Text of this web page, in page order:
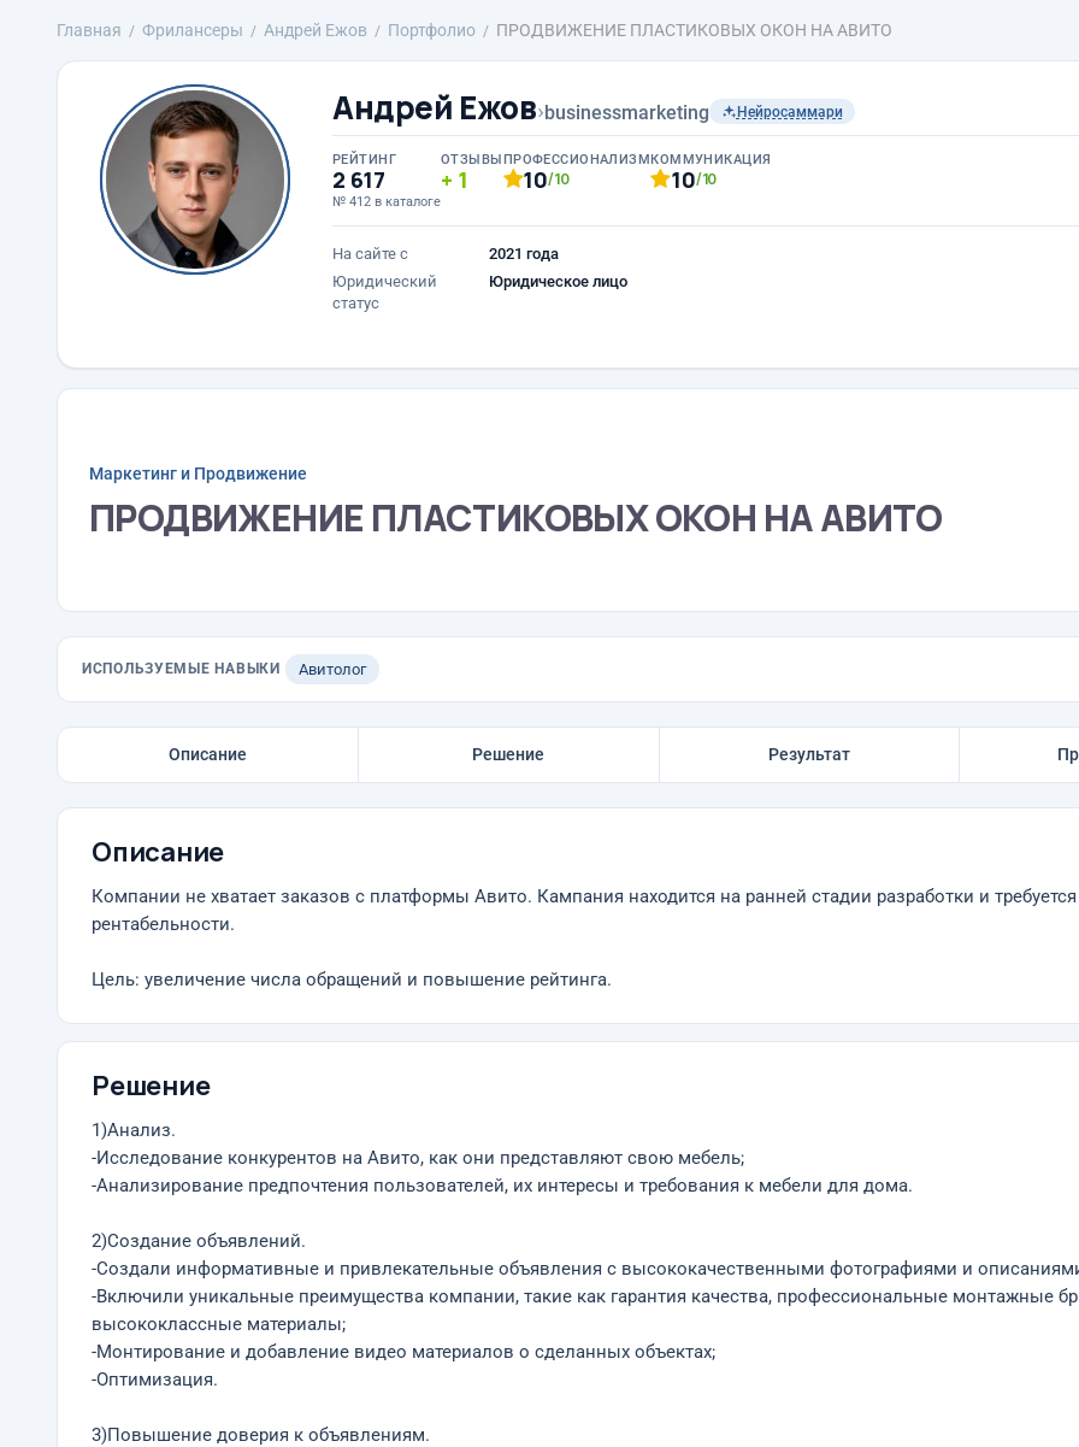
Главная Фрилансеры Андрей Ежов Портфолио ПРОДВИЖЕНИЕ ПЛАСТИКОВЫХ ОКОН НА АВИТО
Андрей Ежов›businessmarketing Нейросаммари
РЕЙТИНГ
2 617
№ 412 в каталоге
ОТЗЫВЫ
1
ПРОФЕССИОНАЛИЗМ
10/10
КОММУНИКАЦИЯ
10/10
На сайте с
2021 года
Юридический
статус
Юридическое лицо
Маркетинг и Продвижение
ПРОДВИЖЕНИЕ ПЛАСТИКОВЫХ ОКОН НА АВИТО
ИСПОЛЬЗУЕМЫЕ НАВЫКИ Авитолог
Описание Решение Результат
Описание
Компании не хватает заказов с платформы Авито. Кампания находится на ранней стадии разработки и
рентабельности.
Цель: увеличение числа обращений и повышение рейтинга.
Решение
1)Анализ.
-Исследование конкурентов на Авито, как они представляют свою мебель;
-Анализирование предпочтения пользователей, их интересы и требования к мебели для дома.
2)Создание объявлений.
-Создали информативные и привлекательные объявления с высококачественными фотографиями и
-Включили уникальные преимущества компании, такие как гарантия качества, профессиональные монтажные
высококлассные материалы;
-Монтирование и добавление видео материалов о сделанных объектах;
-Оптимизация.
3)Повышение доверия к объявлениям.